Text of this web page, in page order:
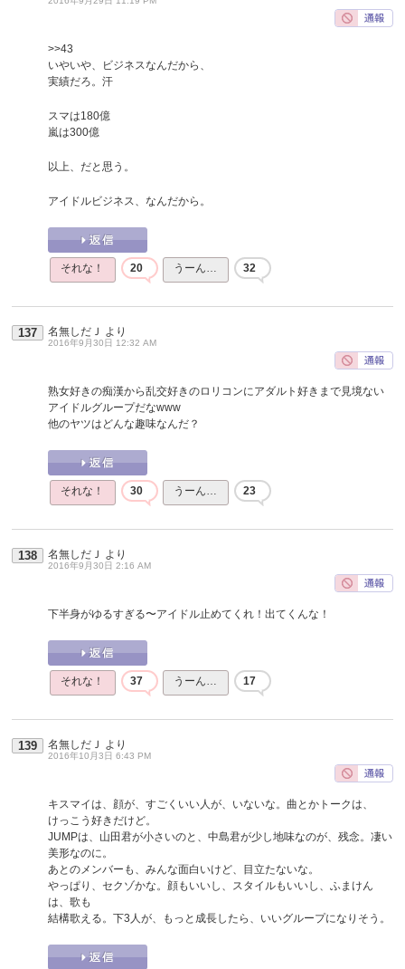
>>43
いやいや、ビジネスなんだから、
実績だろ。汗
スマは180億
嵐は300億
以上、だと思う。
アイドルビジネス、なんだから。
それな！ 20 うーん… 32
137 名無しだＪ より
2016年9月30日 12:32 AM
熟女好きの痴漢から乱交好きのロリコンにアダルト好きまで見境ない
アイドルグループだなwww
他のヤツはどんな趣味なんだ？
それな！ 30 うーん… 23
138 名無しだＪ より
2016年9月30日 2:16 AM
下半身がゆるすぎる〜アイドル止めてくれ！出てくんな！
それな！ 37 うーん… 17
139 名無しだＪ より
2016年10月3日 6:43 PM
キスマイは、顔が、すごくいい人が、いないな。曲とかトークは、
けっこう好きだけど。
JUMPは、山田君が小さいのと、中島君が少し地味なのが、残念。凄い
美形なのに。
あとのメンバーも、みんな面白いけど、目立たないな。
やっぱり、セクゾかな。顔もいいし、スタイルもいいし、ふまけん
は、歌も
結構歌える。下3人が、もっと成長したら、いいグループになりそう。